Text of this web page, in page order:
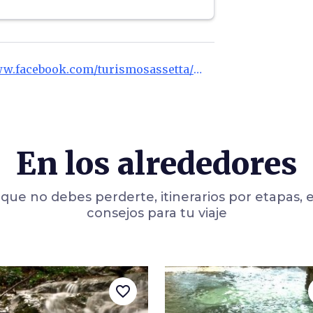
con
madera de
vacaciones para
locales,
https://www.facebook.com/turismosassetta/
En los alrededores
no debes perderte, itinerarios por etapas,
consejos para tu viaje
favorite_border